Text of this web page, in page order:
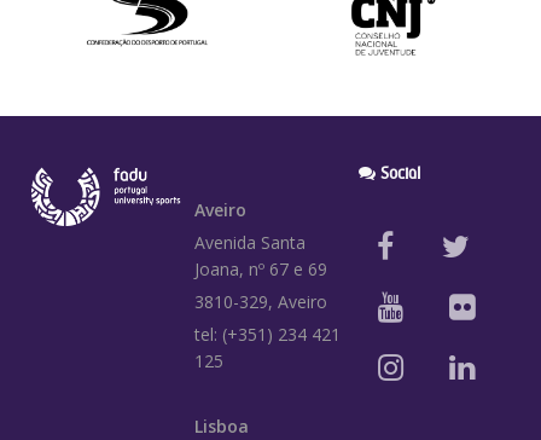
Aveiro
Avenida Santa
Joana, nº 67 e 69
3810-329, Aveiro
tel: (+351) 234 421
125
Lisboa
Social